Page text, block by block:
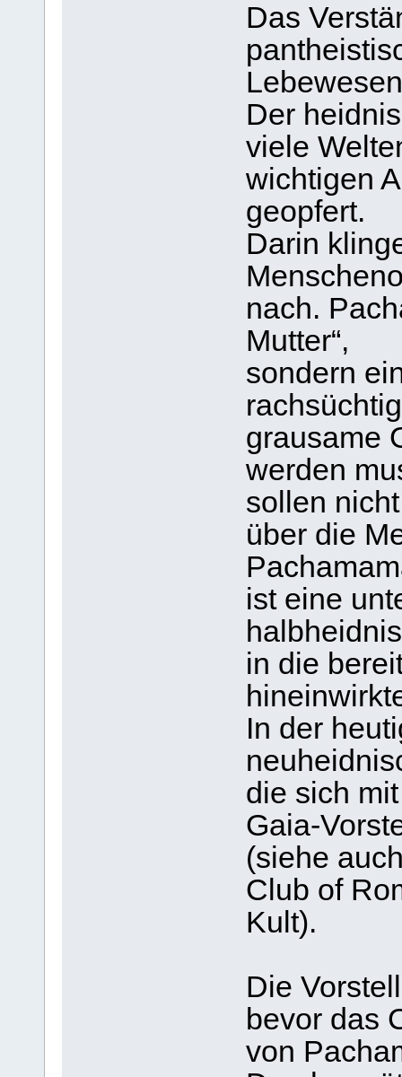
Das
Der
viele
wichtigen
geopfert.
Darin
nach.
Mutter“,
sondern
grausame
werden
sollen
über die
ist eine
in die
In der
die sich
Gaia-
(siehe
Club of
Kult).
Die
bevor das
von